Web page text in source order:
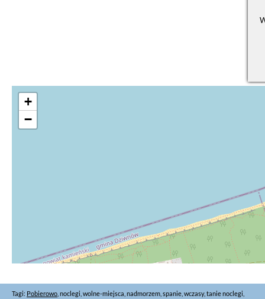
+
−
Tagi: Pobierowo , noclegi, wolne-miejsca, nadmorzem, spanie, wczasy, tanie noclegi,